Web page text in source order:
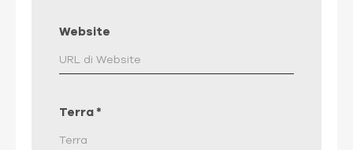
Website
Terra *